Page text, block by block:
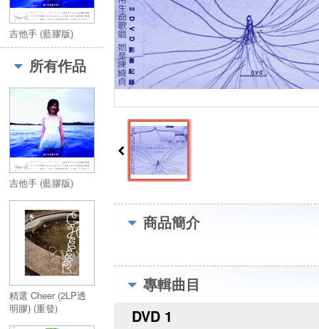
吉他手 (藍膠版)
所有作品
吉他手 (藍膠版)
精選 Cheer (2LP透
明膠) (重發)
商品簡介
專輯曲目
DVD 1